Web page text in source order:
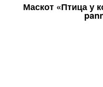
Маскот «Птица у